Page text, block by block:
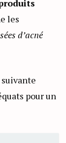
les
d’acné
suivante
pour un